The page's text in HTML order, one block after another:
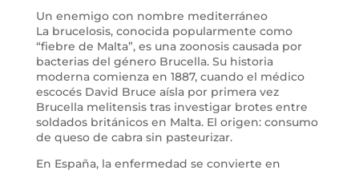
Un enemigo con nombre mediterráneo
La brucelosis, conocida popularmente como
“fiebre de Malta”, es una zoonosis causada por
bacterias del género Brucella. Su historia
moderna comienza en 1887, cuando el médico
escocés David Bruce aísla por primera vez
Brucella melitensis tras investigar brotes entre
soldados británicos en Malta. El origen: consumo
de queso de cabra sin pasteurizar.
En España, la enfermedad se convierte en